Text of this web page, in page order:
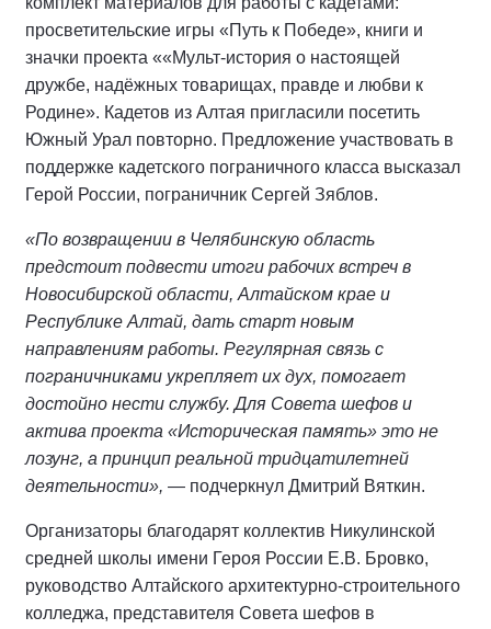
просветительские игры «Путь к Победе», книги и
значки проекта ««Мульт-история о настоящей
дружбе, надёжных товарищах, правде и любви к
Родине». Кадетов из Алтая пригласили посетить
Южный Урал повторно. Предложение участвовать в
поддержке кадетского пограничного класса высказал
Герой России, пограничник Сергей Зяблов.
«По возвращении в Челябинскую область
предстоит подвести итоги рабочих встреч в
Новосибирской области, Алтайском крае и
Республике Алтай, дать старт новым
направлениям работы. Регулярная связь с
пограничниками укрепляет их дух, помогает
достойно нести службу. Для Совета шефов и
актива проекта «Историческая память» это не
лозунг, а принцип реальной тридцатилетней
деятельности», — подчеркнул Дмитрий Вяткин.
Организаторы благодарят коллектив Никулинской
средней школы имени Героя России Е.В. Бровко,
руководство Алтайского архитектурно-строительного
колледжа, представителя Совета шефов в